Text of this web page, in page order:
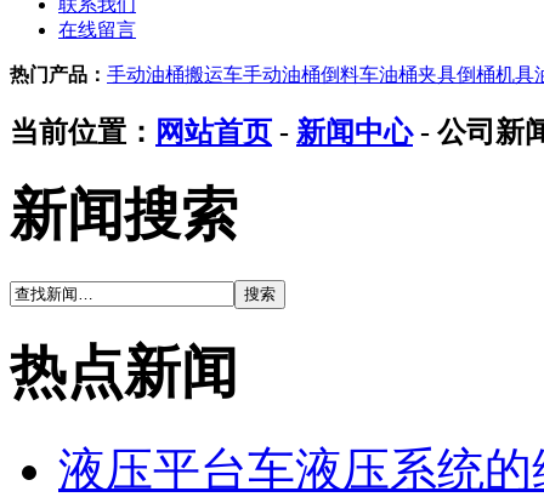
联系我们
在线留言
热门产品： 手动油桶搬运车手动油桶倒料车油桶夹具倒桶机具
当前位置： 网站首页 - 新闻中心- 公司新
新闻搜索
热点新闻
液压平台车液压系统